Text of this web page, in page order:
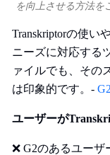
を向上させる方法を
Transkriptorの使い
ニーズに対応する
ァイルでも、その
は印象的です。-
ユーザーが
❌ G2のあるユー